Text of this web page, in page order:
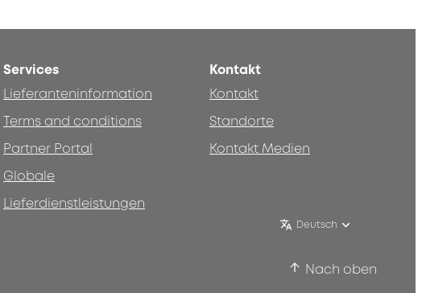
Services
Lieferanteninformation
Terms and conditions
Partner Portal
Globale
Lieferdienstleistungen
Kontakt
Kontakt
Standorte
Kontakt Medien
Deutsch
Nach oben